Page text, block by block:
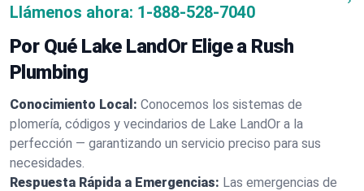
Llámenos ahora: 1-888-528-7040
Por Qué Lake LandOr Elige a Rush
Plumbing
Conocimiento Local: Conocemos los sistemas de
plomería, códigos y vecindarios de Lake LandOr a la
perfección — garantizando un servicio preciso para sus
necesidades.
Respuesta Rápida a Emergencias: Las emergencias de